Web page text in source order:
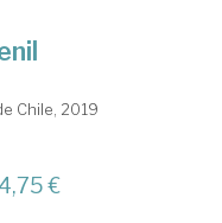
Chile, 2019
€